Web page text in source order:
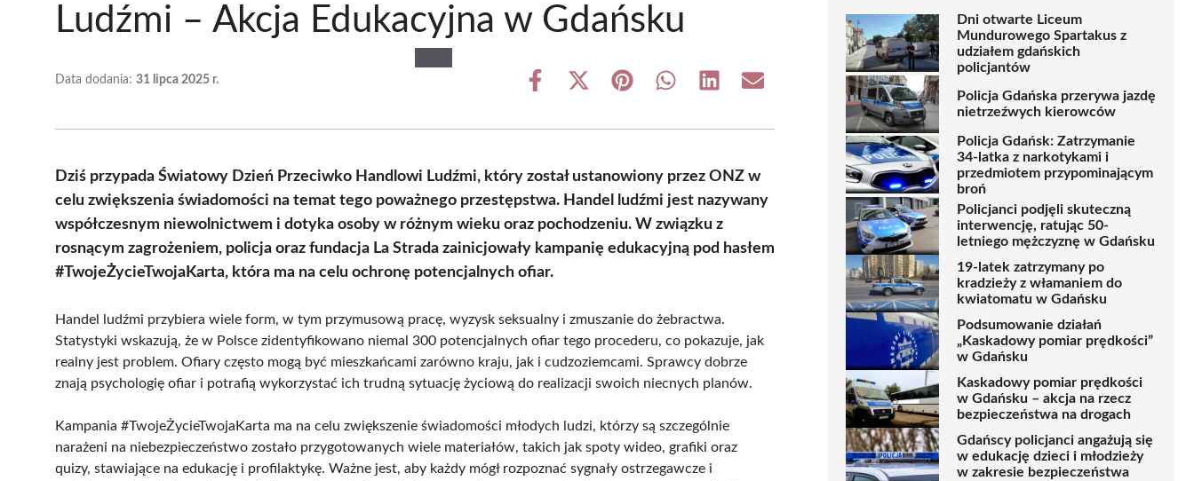
Ludźmi – Akcja Edukacyjna w Gdańsku
Data dodania: 31 lipca 2025 r.
Share
Share
(Twitter)
Share Share Share Share
Dziś przypada Światowy Dzień Przeciwko Handlowi Ludźmi, który został ustanowiony przez ONZ w
celu zwiększenia świadomości na temat tego poważnego przestępstwa. Handel ludźmi jest nazywany
współczesnym niewolnictwem i dotyka osoby w różnym wieku oraz pochodzeniu. W związku z
rosnącym zagrożeniem, policja oraz fundacja La Strada zainicjowały kampanię edukacyjną pod hasłem
#TwojeŻycieTwojaKarta, która ma na celu ochronę potencjalnych ofiar.
Handel ludźmi przybiera wiele form, w tym przymusową pracę, wyzysk seksualny i zmuszanie do żebractwa.
Statystyki wskazują, że w Polsce zidentyfikowano niemal 300 potencjalnych ofiar tego procederu, co pokazuje, jak
realny jest problem. Ofiary często mogą być mieszkańcami zarówno kraju, jak i cudzoziemcami. Sprawcy dobrze
znają psychologię ofiar i potrafią wykorzystać ich trudną sytuację życiową do realizacji swoich niecnych planów.
Kampania #TwojeŻycieTwojaKarta ma na celu zwiększenie świadomości młodych ludzi, którzy są szczególnie
narażeni na niebezpieczeństwo zostało przygotowanych wiele materiałów, takich jak spoty wideo, grafiki oraz
quizy, stawiające na edukację i profilaktykę. Ważne jest, aby każdy mógł rozpoznać sygnały ostrzegawcze i
Dni otwarte Liceum
Mundurowego Spartakus z
udziałem gdańskich
policjantów
Policja Gdańska przerywa jazdę
nietrzeźwych kierowców
Policja Gdańsk: Zatrzymanie
34-latka z narkotykami i
przedmiotem przypominającym
broń
Policjanci podjęli skuteczną
interwencję, ratując 50-
letniego mężczyznę w Gdańsku
19-latek zatrzymany po
kradzieży z włamaniem do
kwiatomatu w Gdańsku
Podsumowanie działań
„Kaskadowy pomiar prędkości”
w Gdańsku
Kaskadowy pomiar prędkości
w Gdańsku – akcja na rzecz
bezpieczeństwa na drogach
Gdańscy policjanci angażują się
w edukację dzieci i młodzieży
w zakresie bezpieczeństwa